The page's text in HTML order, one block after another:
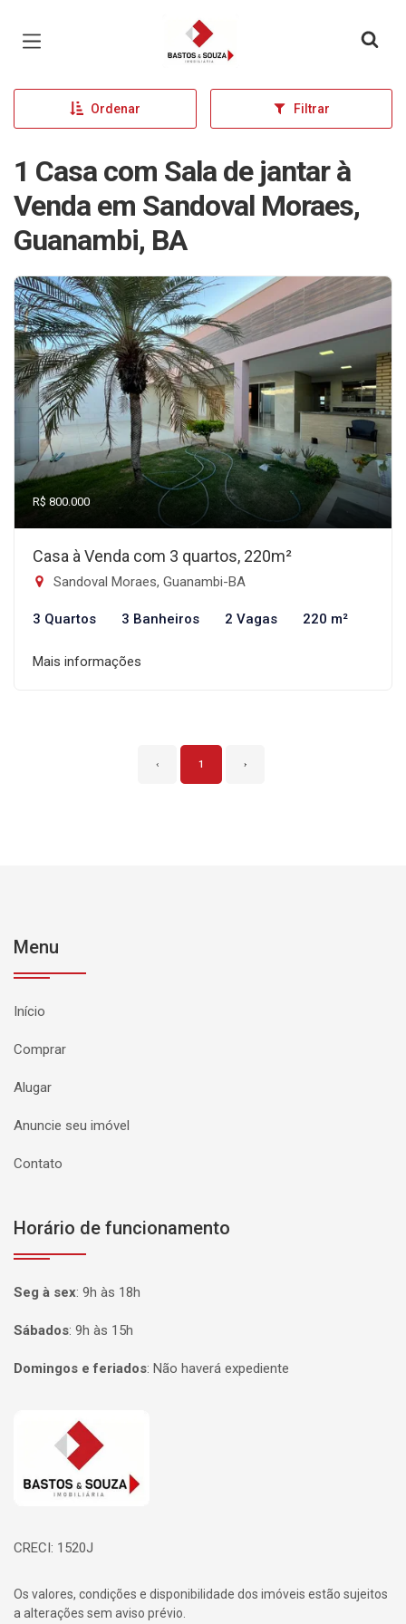
Página inicial
Ordenar Filtrar
1 Casa com Sala de jantar à
Venda em Sandoval Moraes,
Guanambi, BA
R$ 800.000
Casa à Venda com 3 quartos, 220m²
Sandoval Moraes, Guanambi-BA
3 Quartos 3 Banheiros 2 Vagas 220 m²
Mais informações
‹ 1 ›
Menu
Início
Comprar
Alugar
Anuncie seu imóvel
Contato
Horário de funcionamento
Seg à sex: 9h às 18h
Sábados: 9h às 15h
Domingos e feriados: Não haverá expediente
Página inicial
CRECI: 1520J
Os valores, condições e disponibilidade dos imóveis estão sujeitos
a alterações sem aviso prévio.